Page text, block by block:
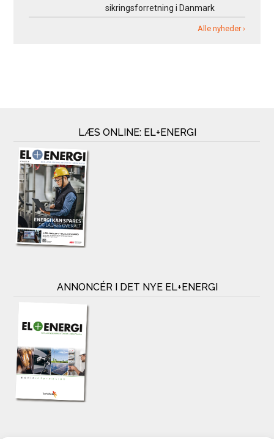
sikringsforretning i Danmark
Alle nyheder ›
LÆS ONLINE: EL+ENERGI
ANNONCÉR I DET NYE EL+ENERGI